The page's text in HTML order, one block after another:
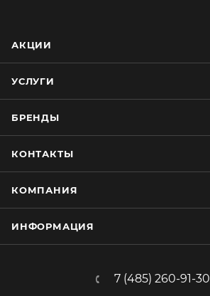
АКЦИИ
УСЛУГИ
БРЕНДЫ
КОНТАКТЫ
КОМПАНИЯ
ИНФОРМАЦИЯ
7 (485) 260-91-30